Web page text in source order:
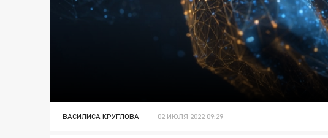
ВАСИЛИСА КРУГЛОВА 02 ИЮЛЯ 2022 09:29